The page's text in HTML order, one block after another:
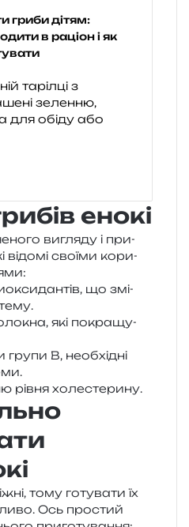
гриби дітям:
в раціон і як
енокі
вигля­ду і при­
відо­мі сво­ї­ми кори­
що змі­
які покра­щу­
B, необ­хі­дні
рівня холестерину.
тому готу­ва­ти їх
Ось про­стий